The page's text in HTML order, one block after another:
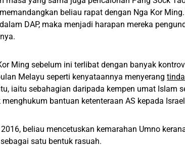
beliau rapat dengan Nga Kor
dalam DAP, maka menjadi harapan mereka
Ming sebelum ini terlibat dengan banyak
Melayu seperti kenyataannya menyerang
iaitu sebahagian daripada kempen umat Islam
menghukum bantuan ketenteraan AS kepada
beliau mencetuskan kemarahan Umno
satu bentuk rasuah.